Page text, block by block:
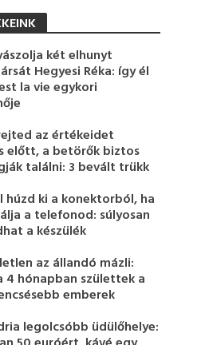
két elhunyt
Hegyesi Réka: így él
la vie egykori
az értékeidet
előtt, a betörők biztos
találni: 3 bevált trükk
húzd ki a konektorból, ha
a telefonod: súlyosan
a készülék
az állandó mázli:
4 hónapban születtek a
emberek
legolcsóbb üdülőhelye: